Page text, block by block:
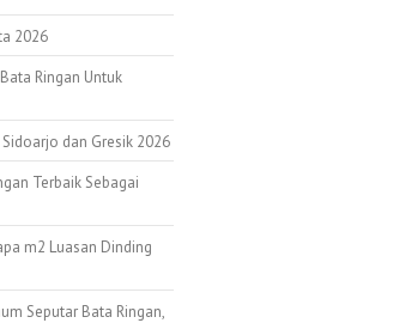
2026
Ringan Untuk
dan Gresik 2026
Terbaik Sebagai
m2 Luasan Dinding
Seputar Bata Ringan,